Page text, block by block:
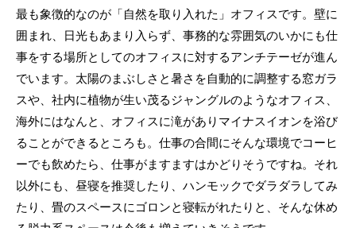
最も象徴的なのが「自然を取り入れた」オフィスです。壁に
囲まれ、日光もあまり入らず、事務的な雰囲気のいかにも仕
事をする場所としてのオフィスに対するアンチテーゼが進ん
でいます。太陽のまぶしさと暑さを自動的に調整する窓ガラ
スや、社内に植物が生い茂るジャングルのようなオフィス、
海外にはなんと、オフィスに滝がありマイナスイオンを浴び
ることができるところも。仕事の合間にそんな環境でコーヒ
ーでも飲めたら、仕事がますますはかどりそうですね。それ
以外にも、昼寝を推奨したり、ハンモックでダラダラしてみ
たり、畳のスペースにゴロンと寝転がれたりと、そんな休め